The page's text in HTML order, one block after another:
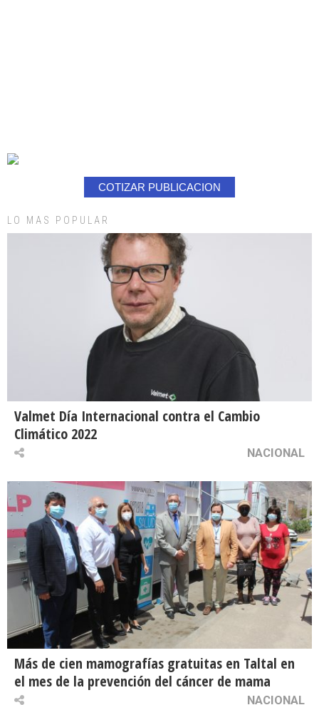
COTIZAR PUBLICACION
LO MAS POPULAR
Valmet Día Internacional contra el Cambio
Climático 2022
NACIONAL
Más de cien mamografías gratuitas en Taltal en
el mes de la prevención del cáncer de mama
NACIONAL